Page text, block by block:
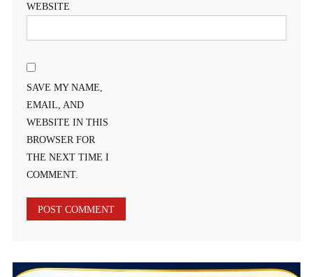
WEBSITE
SAVE MY NAME,
EMAIL, AND
WEBSITE IN THIS
BROWSER FOR
THE NEXT TIME I
COMMENT.